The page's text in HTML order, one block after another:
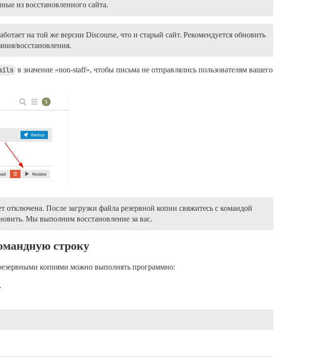
из восстановленного сайта.
на той же версии Discourse, что и старый сайт. Рекомендуется обновить
восстановления.
в значение «non-staff», чтобы письма не отправлялись пользователям вашего
После загрузки файла резервной копии свяжитесь с командой
Мы выполним восстановление за вас.
строку
копиями можно выполнять программно:
.